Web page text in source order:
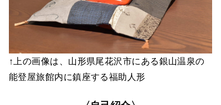
↑上の画像は、山形県尾花沢市にある銀山温泉の
能登屋旅館内に鎮座する福助人形